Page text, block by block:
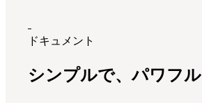
ドキュメント
シンプルで、パワフル